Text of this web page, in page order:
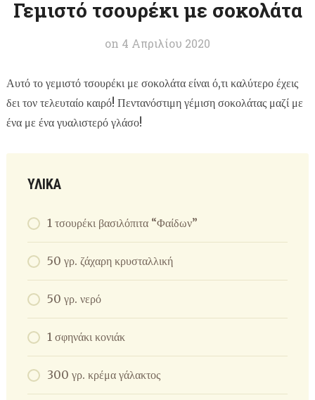
Γεμιστό τσουρέκι με σοκολάτα
on 4 Απριλίου 2020
Αυτό το γεμιστό τσουρέκι με σοκολάτα είναι ό,τι καλύτερο έχεις
δει τον τελευταίο καιρό! Πεντανόστιμη γέμιση σοκολάτας μαζί με
ένα με ένα γυαλιστερό γλάσο!
ΥΛΙΚΑ
1 τσουρέκι βασιλόπιτα “Φαίδων”
50 γρ. ζάχαρη κρυσταλλική
50 γρ. νερό
1 σφηνάκι κονιάκ
300 γρ. κρέμα γάλακτος